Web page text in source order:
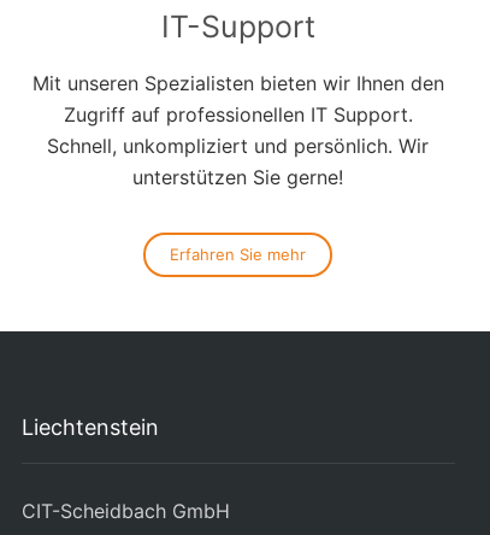
IT-Support
Mit unseren Spezialisten bieten wir Ihnen den
Zugriff auf professionellen IT Support.
Schnell, unkompliziert und persönlich. Wir
unterstützen Sie gerne!
Erfahren Sie mehr
Liechtenstein
CIT-Scheidbach GmbH